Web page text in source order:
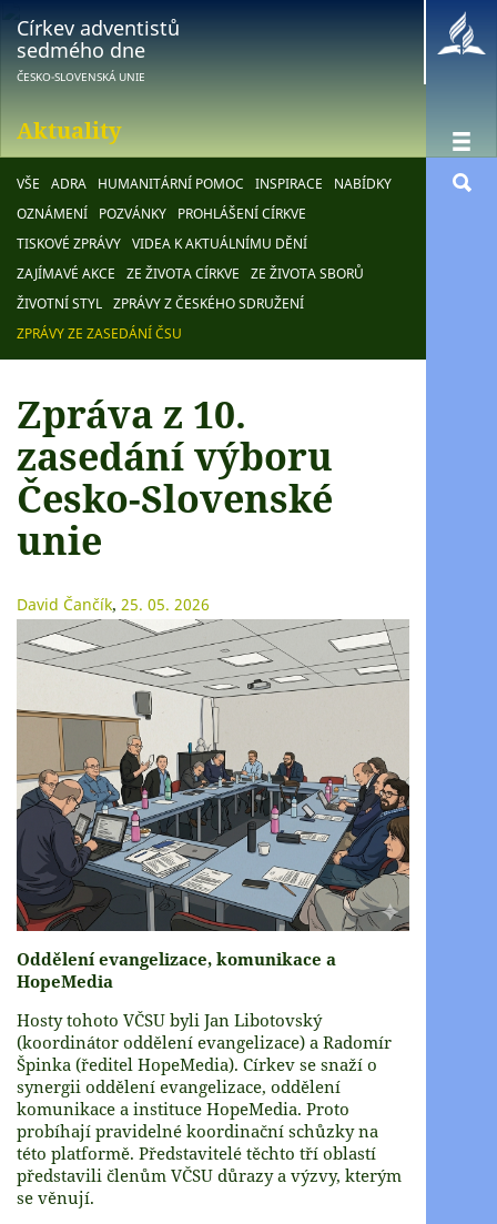
Církev adventistů
sedmého dne
ČESKO-SLOVENSKÁ UNIE
Aktuality
VŠE ADRA HUMANITÁRNÍ POMOC INSPIRACE
NABÍDKY
OZNÁMENÍ
POZVÁNKY
PROHLÁŠENÍ CÍRKVE
TISKOVÉ ZPRÁVY VIDEA K AKTUÁLNÍMU DĚNÍ
ZAJÍMAVÉ AKCE
ZE ŽIVOTA CÍRKVE
ZE ŽIVOTA SBORŮ
ŽIVOTNÍ STYL ZPRÁVY Z ČESKÉHO SDRUŽENÍ
ZPRÁVY ZE ZASEDÁNÍ ČSU
Zpráva z 10.
zasedání výboru
Česko-Slovenské
unie
David Čančík, 25. 05. 2026
Oddělení evangelizace, komunikace a
HopeMedia
Hosty tohoto VČSU byli Jan Libotovský
(koordinátor oddělení evangelizace) a Radomír
Špinka (ředitel HopeMedia). Církev se snaží o
synergii oddělení evangelizace, oddělení
komunikace a instituce HopeMedia. Proto
probíhají pravidelné koordinační schůzky na
této platformě. Představitelé těchto tří oblastí
představili členům VČSU důrazy a výzvy, kterým
se věnují.